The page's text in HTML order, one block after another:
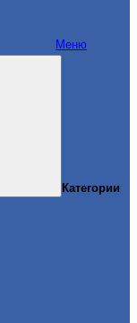
Меню
Категории